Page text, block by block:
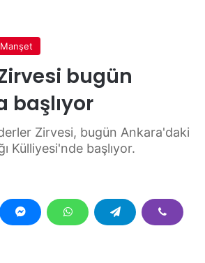
Manşet
bugün
başlıyor
Zirvesi, bugün Ankara'daki
Külliyesi'nde başlıyor.